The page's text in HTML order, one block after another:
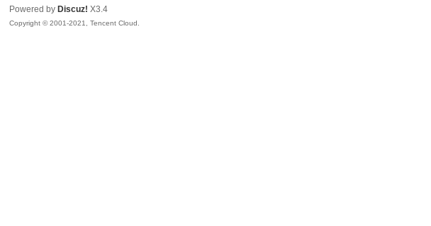
Powered by Discuz! X3.4
Copyright © 2001-2021, Tencent Cloud.